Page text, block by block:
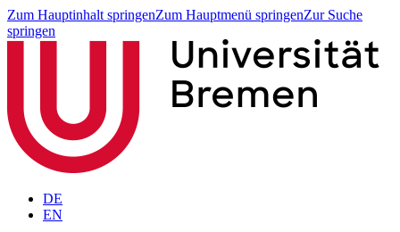
Zum Hauptinhalt springenZum Hauptmenü springenZur Suche
springen
DE
EN